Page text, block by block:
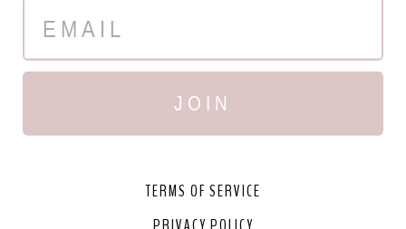
JOIN
TERMS OF SERVICE